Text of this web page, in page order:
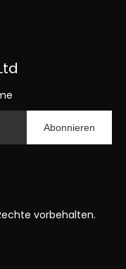
Abonnieren
Rechte vorbehalten.